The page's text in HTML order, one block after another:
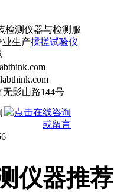
检测仪器与检测服
业生产揉搓试验仪
无影山路144号
仪器推荐